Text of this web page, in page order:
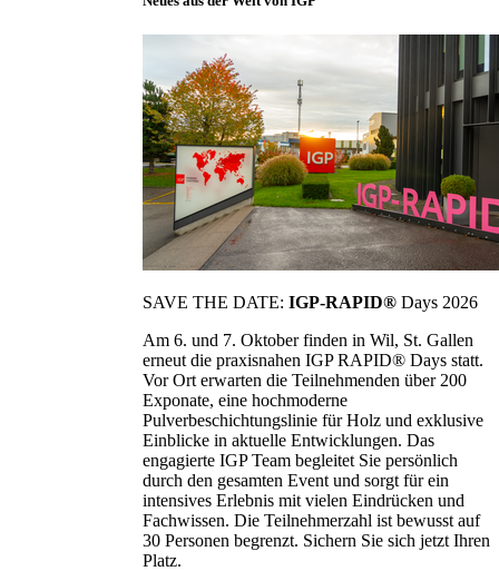
SAVE THE DATE: IGP-RAPID® Days 2026
Am 6. und 7. Oktober finden in Wil, St. Gallen
erneut die praxisnahen IGP RAPID® Days statt.
Vor Ort erwarten die Teilnehmenden über 200
Exponate, eine hochmoderne
Pulverbeschichtungslinie für Holz und exklusive
Einblicke in aktuelle Entwicklungen. Das
engagierte IGP Team begleitet Sie persönlich
durch den gesamten Event und sorgt für ein
intensives Erlebnis mit vielen Eindrücken und
Fachwissen. Die Teilnehmerzahl ist bewusst auf
30 Personen begrenzt. Sichern Sie sich jetzt Ihren
Platz.